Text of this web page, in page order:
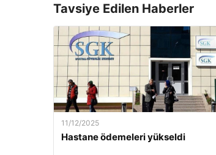
Tavsiye Edilen Haberler
11/12/2025
Hastane ödemeleri yükseldi